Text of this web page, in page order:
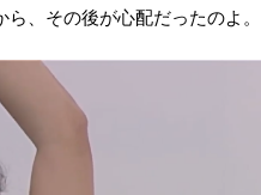
、その後が心配だったのよ。